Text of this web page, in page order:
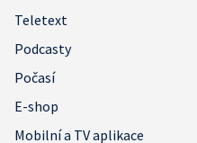
Teletext
Podcasty
Počasí
E-shop
Mobilní a TV aplikace